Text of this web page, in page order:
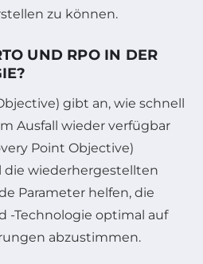
zu können.
UND RPO IN DER
gibt an, wie schnell
Ausfall wieder verfügbar
Point Objective)
wiederhergestellten
Parameter helfen, die
-Technologie optimal auf
abzustimmen.